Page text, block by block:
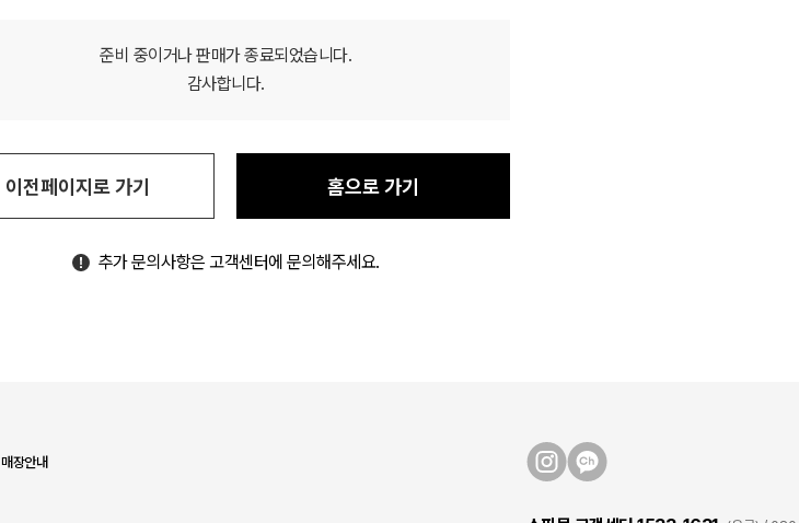
준비 중이거나 판매가 종료되었습니다.
감사합니다.
이전페이지로 가기 홈으로 가기
추가 문의사항은 고객센터에 문의해주세요.
매장안내